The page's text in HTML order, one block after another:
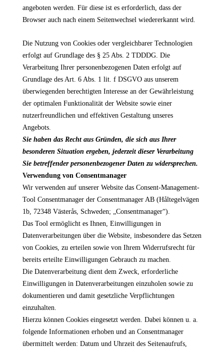
angeboten werden. Für diese ist es erforderlich, dass der
Browser auch nach einem Seitenwechsel wiedererkannt wird.
Die Nutzung von Cookies oder vergleichbarer Technologien
erfolgt auf Grundlage des § 25 Abs. 2 TDDDG. Die
Verarbeitung Ihrer personenbezogenen Daten erfolgt auf
Grundlage des Art. 6 Abs. 1 lit. f DSGVO aus unserem
überwiegenden berechtigten Interesse an der Gewährleistung
der optimalen Funktionalität der Website sowie einer
nutzerfreundlichen und effektiven Gestaltung unseres
Angebots.
Sie haben das Recht aus Gründen, die sich aus Ihrer
besonderen Situation ergeben, jederzeit dieser Verarbeitung
Sie betreffender personenbezogener Daten zu widersprechen.
Verwendung von Consentmanager
Wir verwenden auf unserer Website das Consent-Management-
Tool Consentmanager der Consentmanager AB (Håltegelvägen
1b, 72348 Västerås, Schweden; „Consentmanager“).
Das Tool ermöglicht es Ihnen, Einwilligungen in
Datenverarbeitungen über die Website, insbesondere das Setzen
von Cookies, zu erteilen sowie von Ihrem Widerrufsrecht für
bereits erteilte Einwilligungen Gebrauch zu machen.
Die Datenverarbeitung dient dem Zweck, erforderliche
Einwilligungen in Datenverarbeitungen einzuholen sowie zu
dokumentieren und damit gesetzliche Verpflichtungen
einzuhalten.
Hierzu können Cookies eingesetzt werden. Dabei können u. a.
folgende Informationen erhoben und an Consentmanager
übermittelt werden: Datum und Uhrzeit des Seitenaufrufs,